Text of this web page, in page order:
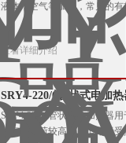
液体，空气等加热，常见的有
查看详细介绍
SRY4-220/6管状式电加热
SRY4-220/6管状式电加热器
器表面负荷较高，只适用于